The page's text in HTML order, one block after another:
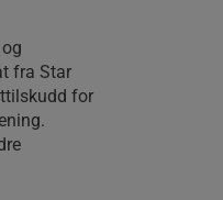
fra Star
for